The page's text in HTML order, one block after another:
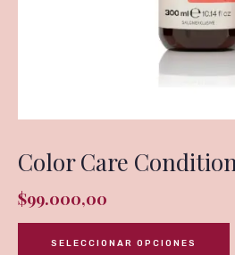
Color Care
$99.000,00
SELECCIONAR OPCIONES